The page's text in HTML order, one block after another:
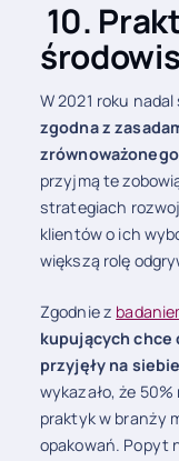
10.
W 2021 roku
zgodna z
przyjmą te
strategiach
klientów o ich
większą rolę
Zgodnie z
kupujących chce
przyjęły na
wykazało, że
praktyk w branży
opakowań. Popyt